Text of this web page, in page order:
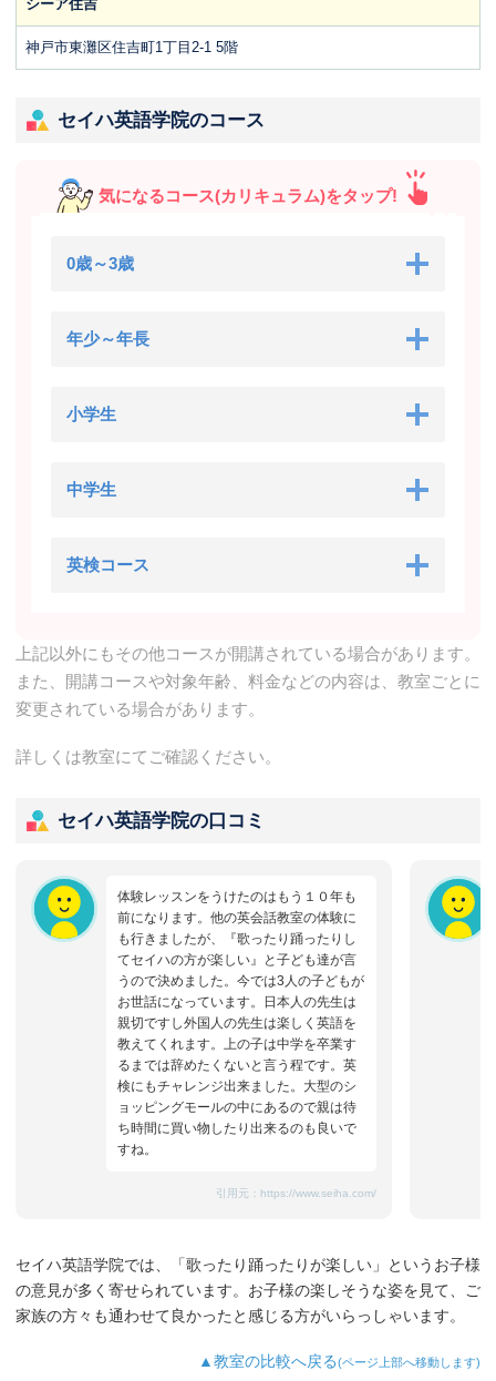
シーア住吉
神戸市東灘区住吉町1丁目2-1 5階
セイハ英語学院のコース
気になるコース(カリキュラム)をタップ!
0歳～3歳
年少～年長
小学生
中学生
英検コース
上記以外にもその他コースが開講されている場合があります。
また、開講コースや対象年齢、料金などの内容は、教室ごとに
変更されている場合があります。
詳しくは教室にてご確認ください。
セイハ英語学院の口コミ
体験レッスンをうけたのはもう１０年も
前になります。他の英会話教室の体験に
も行きましたが、『歌ったり踊ったりし
てセイハの方が楽しい』と子ども達が言
うので決めました。今では3人の子どもが
お世話になっています。日本人の先生は
親切ですし外国人の先生は楽しく英語を
教えてくれます。上の子は中学を卒業す
るまでは辞めたくないと言う程です。英
検にもチャレンジ出来ました。大型のシ
ョッピングモールの中にあるので親は待
ち時間に買い物したり出来るのも良いで
すね。
引用元： https://www.seiha.com/
セイハ英語学院では、「歌ったり踊ったりが楽しい」というお子様
の意見が多く寄せられています。お子様の楽しそうな姿を見て、ご
家族の方々も通わせて良かったと感じる方がいらっしゃいます。
▲教室の比較へ戻る(ページ上部へ移動します)